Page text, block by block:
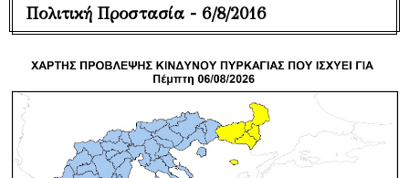
Πολιτική Προστασία - 6/8/2016